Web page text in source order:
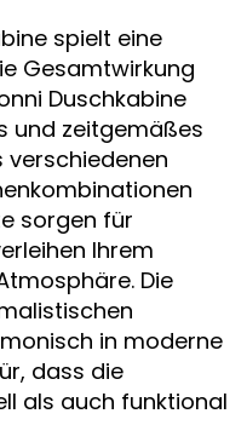
spielt eine
Gesamtwirkung
Duschkabine
und zeitgemäßes
verschiedenen
sorgen für
Ihrem
Die
in moderne
dass die
als auch funktional